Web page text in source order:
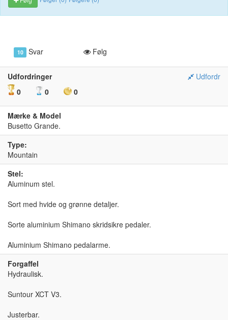
10 Svar Følg
Udfordringer
Udfordr
0
0 0
Mærke & Model
Busetto Grande.
Type:
Mountain
Stel:
Aluminum stel.
Sort med hvide og grønne detaljer.
Sorte aluminium Shimano skridsikre pedaler.
Aluminium Shimano pedalarme.
Forgaffel
Hydraulisk.
Suntour XCT V3.
Justerbar.